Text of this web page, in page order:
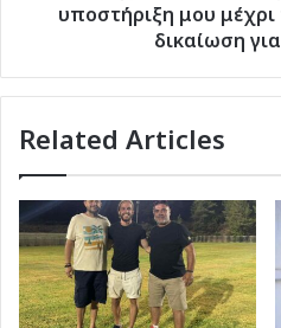
Αιγαίου:
η
υποστήριξη
μου
μέχρι
την
τελική
και
ολική
υποστήριξη μου μέχρι
δικαίωση
Related Articles